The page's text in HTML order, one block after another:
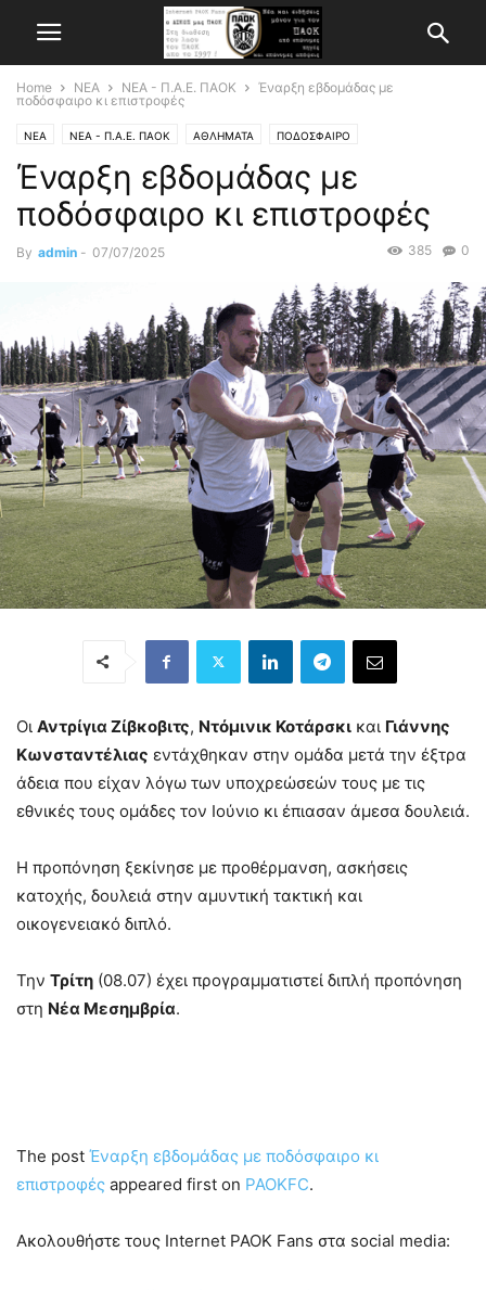
Home ΝΕΑ ΝΕΑ - Π.Α.Ε. ΠΑΟΚ
Έναρξη εβδομάδας με
ποδόσφαιρο κι επιστροφές
ΝΕΑ ΝΕΑ - Π.Α.Ε. ΠΑΟΚ ΑΘΛΗΜΑΤΑ ΠΟΔΟΣΦΑΙΡΟ
Έναρξη εβδομάδας με
ποδόσφαιρο κι επιστροφές
By admin - 07/07/2025 0
385
Οι Αντρίγια Ζίβκοβιτς, Ντόμινικ Κοτάρσκι και Γιάννης
Κωνσταντέλιας εντάχθηκαν στην ομάδα μετά την έξτρα
άδεια που είχαν λόγω των υποχρεώσεών τους με τις
εθνικές τους ομάδες τον Ιούνιο κι έπιασαν άμεσα δουλειά.
Η προπόνηση ξεκίνησε με προθέρμανση, ασκήσεις
κατοχής, δουλειά στην αμυντική τακτική και
οικογενειακό διπλό.
Την Τρίτη (08.07) έχει προγραμματιστεί διπλή προπόνηση
στη Νέα Μεσημβρία.
The post Έναρξη εβδομάδας με ποδόσφαιρο κι
επιστροφές appeared first on PAOKFC.
Ακολουθήστε τους Internet PAOK Fans στα social media: